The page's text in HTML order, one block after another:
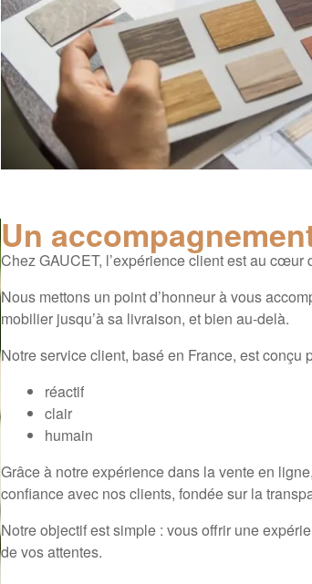
Un
Chez GAUCET, l’expérience client est au cœur
Nous mettons un point d’honneur à vous
mobilier jusqu’à sa livraison, et bien au-delà.
Notre service client, basé en France, est conçu
réactif
clair
humain
Grâce à notre expérience dans la vente en
confiance avec nos clients, fondée sur la
Notre objectif est simple : vous offrir une
de vos attentes.